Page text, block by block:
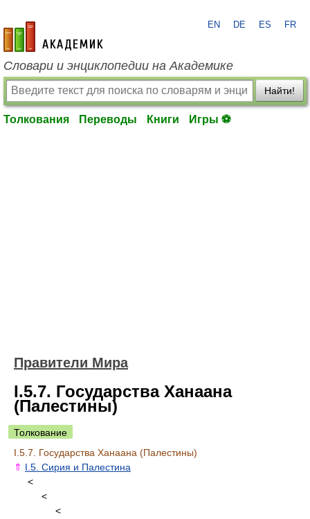
academic.ru
EN DE ES FR
Словари и энциклопедии на Академике
Найти!
Толкования Переводы Книги Игры ⚽
Правители Мира
I.5.7. Государства Ханаана
(Палестины)
Толкование
I.5.7. Государства Ханаана (Палестины)
⇑ I.5. Сирия и Палестина
<
<
<